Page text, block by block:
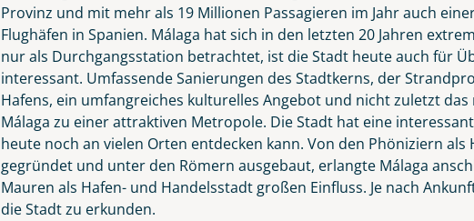
Provinz und mit mehr als 19 Millionen Passagieren im Jahr auch
Flughäfen in Spanien. Málaga hat sich in den letzten 20 Jahren
nur als Durchgangsstation betrachtet, ist die Stadt heute auch für
interessant. Umfassende Sanierungen des Stadtkerns, der
Hafens, ein umfangreiches kulturelles Angebot und nicht zuletzt das
Málaga zu einer attraktiven Metropole. Die Stadt hat eine
heute noch an vielen Orten entdecken kann. Von den Phöniziern als
gegründet und unter den Römern ausgebaut, erlangte Málaga
Mauren als Hafen- und Handelsstadt großen Einfluss. Je nach
die Stadt zu erkunden.